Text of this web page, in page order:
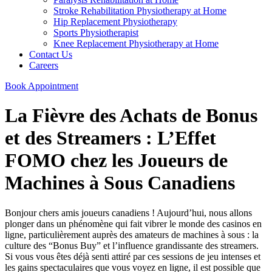
Stroke Rehabilitation Physiotherapy at Home
Hip Replacement Physiotherapy
Sports Physiotherapist
Knee Replacement Physiotherapy at Home
Contact Us
Careers
Book Appointment
La Fièvre des Achats de Bonus
et des Streamers : L’Effet
FOMO chez les Joueurs de
Machines à Sous Canadiens
Bonjour chers amis joueurs canadiens ! Aujourd’hui, nous allons
plonger dans un phénomène qui fait vibrer le monde des casinos en
ligne, particulièrement auprès des amateurs de machines à sous : la
culture des “Bonus Buy” et l’influence grandissante des streamers.
Si vous vous êtes déjà senti attiré par ces sessions de jeu intenses et
les gains spectaculaires que vous voyez en ligne, il est possible que